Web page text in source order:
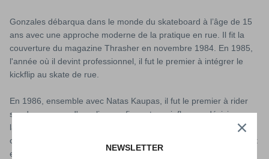
Gonzales débarqua dans le monde du skateboard à l’âge de 15
ans avec une approche moderne de la pratique en rue. Il fit la
couverture du magazine Thrasher en novembre 1984. En 1985,
l'année où il devint professionnel, il fut le premier à intégrer le
kickflip au skate de rue.
En 1986, ensemble avec Natas Kaupas, il fut le premier à rider
sur des rampes d'escalier, confirmant son influence décisive sur
la pratique urbaine du skateboard. La même année, il réussit un
ollie mémorable à l'Embarcadero, à San Francisco, faisant de cet
endroit un haut-lieu du skate (jusqu'à sa transformation, de
NEWSLETTER